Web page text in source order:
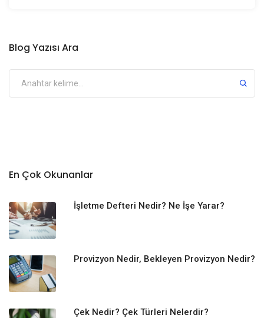
Blog Yazısı Ara
En Çok Okunanlar
İşletme Defteri Nedir? Ne İşe Yarar?
Provizyon Nedir, Bekleyen Provizyon Nedir?
Çek Nedir? Çek Türleri Nelerdir?